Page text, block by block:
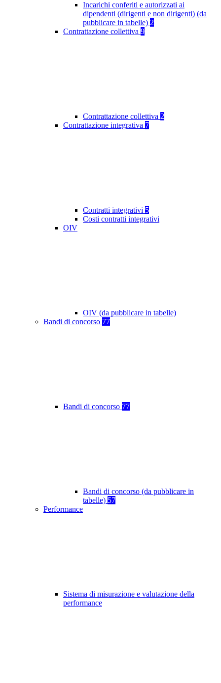
Incarichi conferiti e autorizzati ai
dipendenti (dirigenti e non dirigenti) (da
pubblicare in tabelle) 2
Contrattazione collettiva 9
Contrattazione collettiva 2
Contrattazione integrativa 7
Contratti integrativi 5
Costi contratti integrativi
OIV
OIV (da pubblicare in tabelle)
Bandi di concorso 77
Bandi di concorso 77
Bandi di concorso (da pubblicare in
tabelle) 57
Performance
Sistema di misurazione e valutazione della
performance